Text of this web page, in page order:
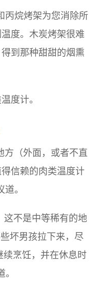
丙烷烤架为您消除所
度。木炭烤架很难
到那种甜甜的烟熏
度计。
方（外面，或者不直
信赖的肉类温度计
。
这不是中等稀有的地
坏男孩拉下来，尽
续烹饪，并在休息时